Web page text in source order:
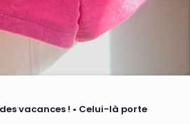
des vacances ! • Celui-là porte